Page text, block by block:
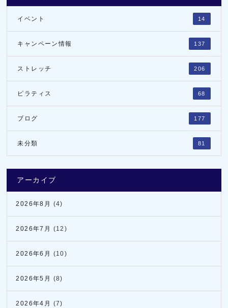
イベント 14
キャンペーン情報 137
ストレッチ 206
ピラティス 68
ブログ 177
未分類 81
アーカイブ
2026年8月 (4)
2026年7月 (12)
2026年6月 (10)
2026年5月 (8)
2026年4月 (7)